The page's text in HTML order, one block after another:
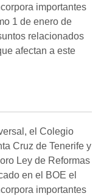
importantes
1 de enero de
relacionados
afectan a este
el Colegio
Cruz de Tenerife y
Ley de Reformas
en el BOE el
importantes